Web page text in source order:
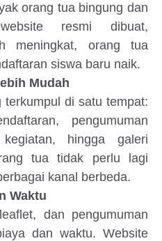
orang tua bingung dan
resmi dibuat,
meningkat, orang tua
siswa baru naik.
Mudah
terkumpul di satu tempat:
pengumuman
hingga galeri
tua tidak perlu lagi
kanal berbeda.
Waktu
dan pengumuman
dan waktu. Website